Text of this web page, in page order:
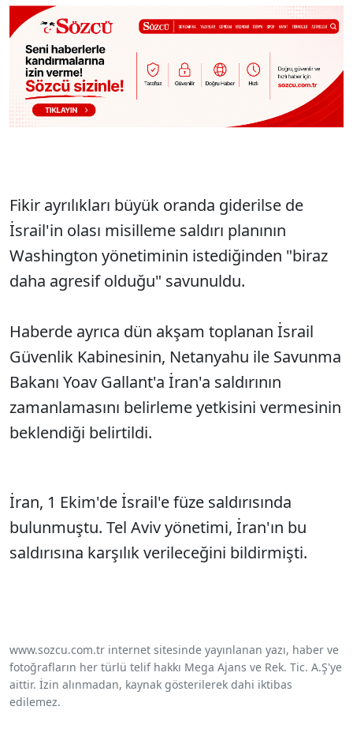
Fikir ayrılıkları büyük oranda giderilse de
İsrail'in olası misilleme saldırı planının
Washington yönetiminin istediğinden "biraz
daha agresif olduğu" savunuldu.
Haberde ayrıca dün akşam toplanan İsrail
Güvenlik Kabinesinin, Netanyahu ile Savunma
Bakanı Yoav Gallant'a İran'a saldırının
zamanlamasını belirleme yetkisini vermesinin
beklendiği belirtildi.
İran, 1 Ekim'de İsrail'e füze saldırısında
bulunmuştu. Tel Aviv yönetimi, İran'ın bu
saldırısına karşılık verileceğini bildirmişti.
www.sozcu.com.tr internet sitesinde yayınlanan yazı, haber ve
fotoğrafların her türlü telif hakkı Mega Ajans ve Rek. Tic. A.Ş'ye
aittir. İzin alınmadan, kaynak gösterilerek dahi iktibas
edilemez.